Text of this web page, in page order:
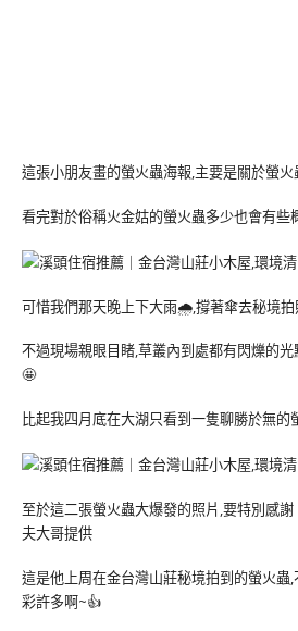
這張小朋友畫的螢火蟲海報,主要是關於螢
看完對於俗稱火金姑的螢火蟲多少也會有些
可惜我們那天晚上下大雨🌧,撐著傘去秘境
不過現場親眼目睹,草叢內到處都有閃爍的
🤩
比起我四月底在大湖只看到一隻聊勝於無的
至於這二張螢火蟲大爆發的照片,要特別感
夫大哥提供
這是他上周在金台灣山莊秘境拍到的螢火蟲
彩許多啊~👍